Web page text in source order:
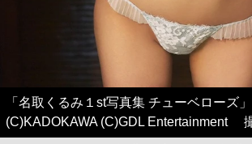
「名取くるみ１st写真集 チューベローズ
(C)KADOKAWA (C)GDL Entertainment